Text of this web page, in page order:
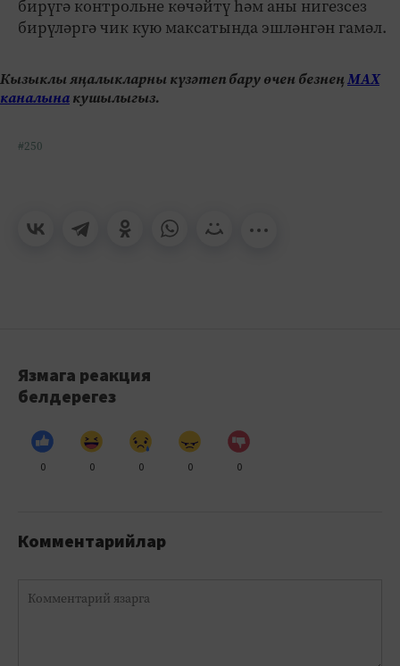
бирүгә контрольне көчәйтү һәм аны нигезсез
бирүләргә чик кую максатында эшләнгән гамәл.
Кызыклы яңалыкларны күзәтеп бару өчен безнеңМАХ
каналынакушылыгыз.
#250
Язмага реакция
белдерегез
0 0 0 0 0
Комментарийлар